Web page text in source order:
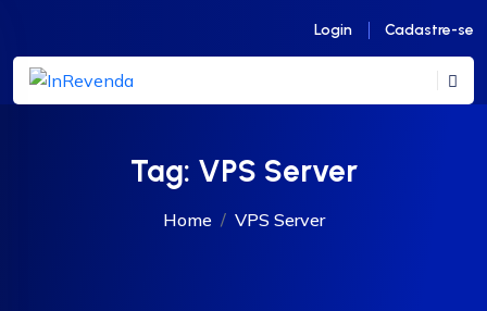
Login Cadastre-se
Tag: VPS Server
Home VPS Server